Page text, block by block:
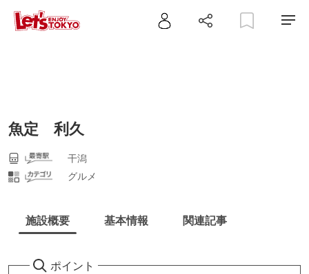
魚定 利久
干潟
グルメ
施設概要 基本情報 関連記事
ポイント